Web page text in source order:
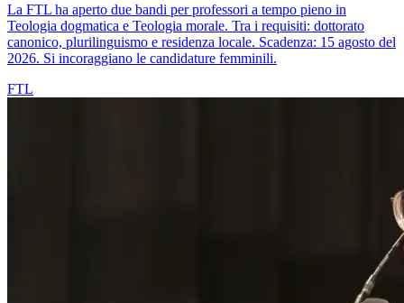
La FTL ha aperto due bandi per professori a tempo pieno in
Teologia dogmatica e Teologia morale. Tra i requisiti: dottorato
canonico, plurilinguismo e residenza locale. Scadenza: 15 agosto del
2026. Si incoraggiano le candidature femminili.
FTL